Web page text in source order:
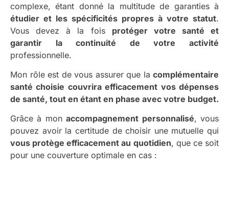
complexe, étant donné la multitude de garanties à
étudier et les spécificités propres à votre statut.
Vous devez à la fois protéger votre santé et
garantir la continuité de votre activité
professionnelle.
Mon rôle est de vous assurer que la complémentaire
santé choisie couvrira efficacement vos dépenses
de santé, tout en étant en phase avec votre budget.
Grâce à monaccompagnement personnalisé, vous
pouvez avoir la certitude de choisir une mutuelle qui
vous protège efficacement au quotidien, que ce soit
pour une couverture optimale en cas :